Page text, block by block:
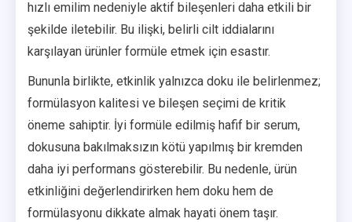
hızlı emilim nedeniyle aktif bileşenleri daha etkili bir
şekilde iletebilir. Bu ilişki, belirli cilt iddialarını
karşılayan ürünler formüle etmek için esastır.
Bununla birlikte, etkinlik yalnızca doku ile belirlenmez;
formülasyon kalitesi ve bileşen seçimi de kritik
öneme sahiptir. İyi formüle edilmiş hafif bir serum,
dokusuna bakılmaksızın kötü yapılmış bir kremden
daha iyi performans gösterebilir. Bu nedenle, ürün
etkinliğini değerlendirirken hem doku hem de
formülasyonu dikkate almak hayati önem taşır.